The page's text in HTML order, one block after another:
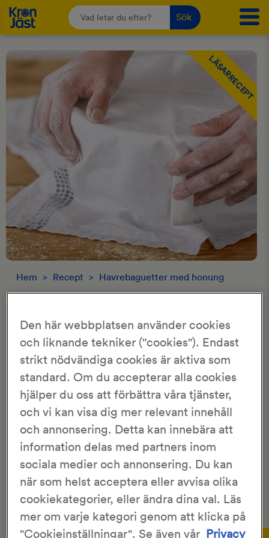
Sök
LÄSARRECEPT
Hem > Recept > Havrebaguetter med honung
HAVREBAGUETTER MED HONUNG
Linda Elwing
30 min
2 tim 10 min
Baguetter med havrekli och honung.
Detta är ett recept från en av våra läsare och är inte
skapat eller testbakat av KronJäst .
3.15/5
505 Röster
Den här webbplatsen använder cookies
och liknande tekniker ("cookies"). Endast
strikt nödvändiga cookies är aktiva som
standard. Om du accepterar alla cookies
hjälper du oss att förbättra våra tjänster,
och vi kan visa dig mer relevant innehåll
och annonsering. Detta kan innebära att
information delas med partners inom
sociala medier och annonsering. Du kan
när som helst acceptera eller avvisa olika
cookiekategorier, eller ändra dina val. Läs
mer om varje kategori genom att klicka på
"Cookieinställningar". Se även vår Privacy